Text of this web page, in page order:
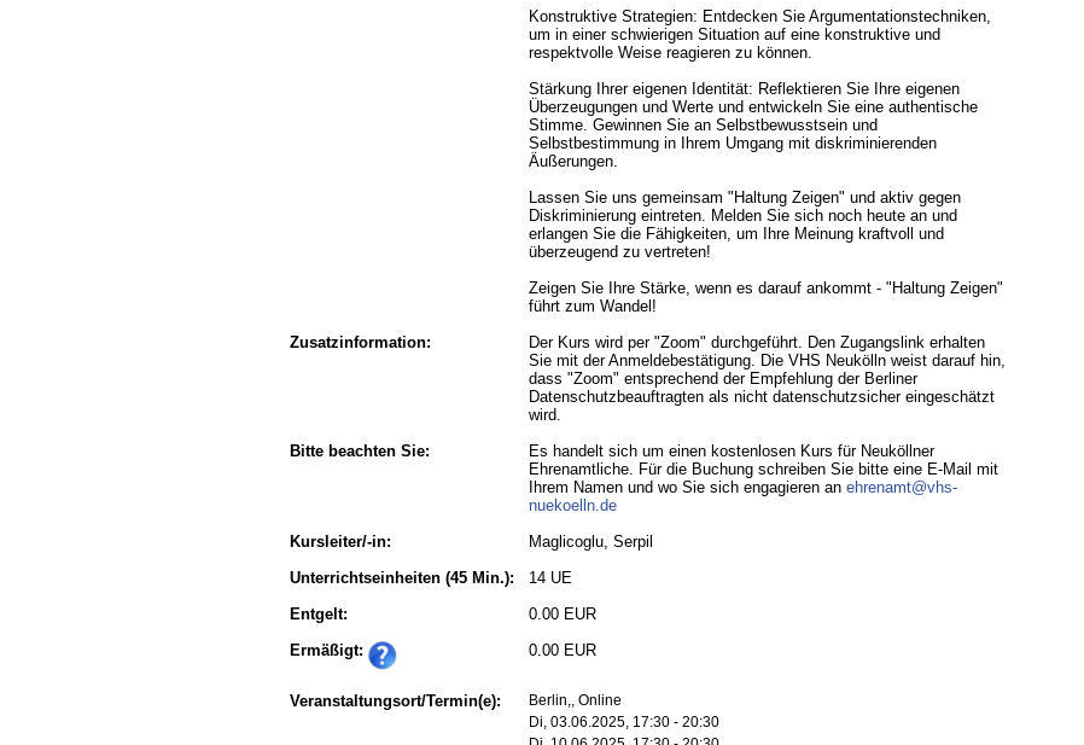
Konstruktive Strategien: Entdecken Sie Argumentationstechniken,
um in einer schwierigen Situation auf eine konstruktive und
respektvolle Weise reagieren zu können.
Stärkung Ihrer eigenen Identität: Reflektieren Sie Ihre eigenen
Überzeugungen und Werte und entwickeln Sie eine authentische
Stimme. Gewinnen Sie an Selbstbewusstsein und
Selbstbestimmung in Ihrem Umgang mit diskriminierenden
Äußerungen.
Lassen Sie uns gemeinsam "Haltung Zeigen" und aktiv gegen
Diskriminierung eintreten. Melden Sie sich noch heute an und
erlangen Sie die Fähigkeiten, um Ihre Meinung kraftvoll und
überzeugend zu vertreten!
Zeigen Sie Ihre Stärke, wenn es darauf ankommt - "Haltung Zeigen"
führt zum Wandel!
Zusatzinformation:
Der Kurs wird per "Zoom" durchgeführt. Den Zugangslink erhalten
Sie mit der Anmeldebestätigung. Die VHS Neukölln weist darauf hin,
dass "Zoom" entsprechend der Empfehlung der Berliner
Datenschutzbeauftragten als nicht datenschutzsicher eingeschätzt
wird.
Bitte beachten Sie:
Es handelt sich um einen kostenlosen Kurs für Neuköllner
Ehrenamtliche. Für die Buchung schreiben Sie bitte eine E-Mail mit
Ihrem Namen und wo Sie sich engagieren an ehrenamt@vhs-
nuekoelln.de
Kursleiter/-in:
Maglicoglu, Serpil
Unterrichtseinheiten (45 Min.):
14 UE
Entgelt:
0.00 EUR
Ermäßigt:
0.00 EUR
Veranstaltungsort/Termin(e):
Berlin,, Online
Di, 03.06.2025, 17:30 - 20:30